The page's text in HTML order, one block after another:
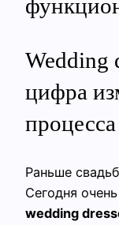
Wedding
цифра
процесса
Раньше
Сегодня
wedding